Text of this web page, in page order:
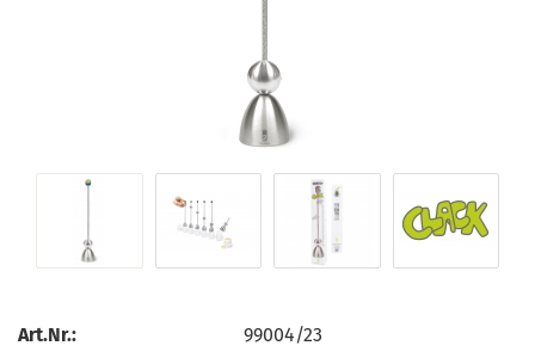
Art.Nr.:
99004/23